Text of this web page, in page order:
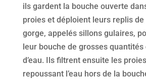
ils gardent la bouche ouverte
proies et déploient leurs replis de
gorge, appelés sillons gulaires,
leur bouche de grosses
d’eau. Ils filtrent ensuite les
repoussant l’eau hors de la